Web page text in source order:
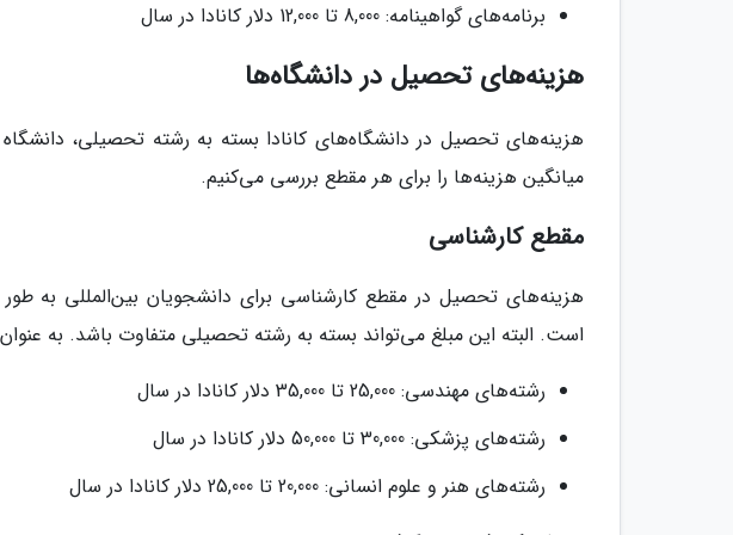
برنامه‌های گواهینامه: 8,000 تا 12,000 دلار کانادا در سال
هزینه‌های تحصیل در دانشگاه‌ها
هزینه‌های تحصیل در دانشگاه‌های کانادا بسته به رشته تحصیلی،
میانگین هزینه‌ها را برای هر مقطع بررسی می‌کنیم.
مقطع کارشناسی
است. البته این مبلغ می‌تواند بسته به رشته تحصیلی متفاوت باشد. به
رشته‌های مهندسی: 25,000 تا 35,000 دلار کانادا در سال
رشته‌های پزشکی: 30,000 تا 50,000 دلار کانادا در سال
رشته‌های هنر و علوم انسانی: 20,000 تا 25,000 دلار کانادا در سال